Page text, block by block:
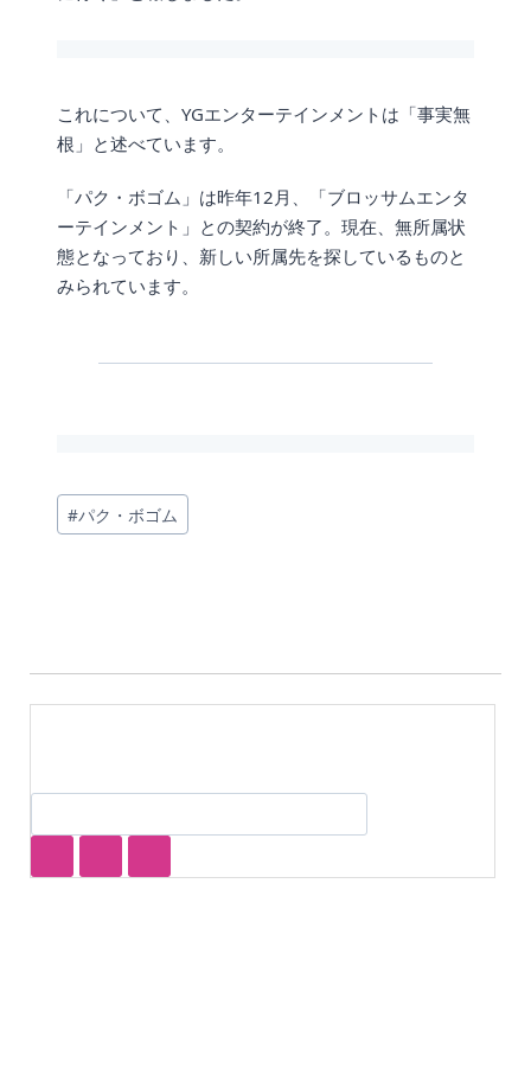
これについて、YGエンターテインメントは「事実無
根」と述べています。
「パク・ボゴム」は昨年12月、「ブロッサムエンタ
ーテインメント」との契約が終了。現在、無所属状
態となっており、新しい所属先を探しているものと
みられています。
投
稿
#パク・ボゴム